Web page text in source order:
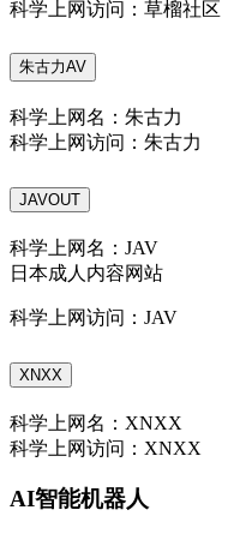
科学上网访问：草榴社区
朱古力AV
科学上网名：朱古力
科学上网访问：朱古力
JAVOUT
科学上网名：JAV
日本成人内容网站
科学上网访问：JAV
XNXX
科学上网名：XNXX
科学上网访问：XNXX
AI智能机器人